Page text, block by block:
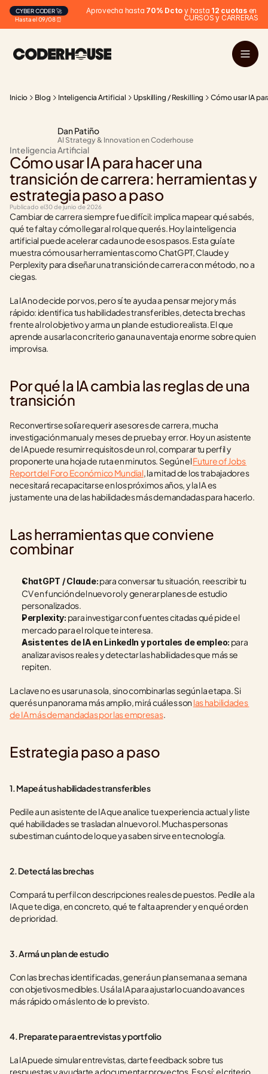
Hasta el 09/08 ⏰
CYBER CODER 🚀 Aprovecha hasta 70% Dcto y hasta 12 cuotas en
CURSOS y CARRERAS
Inicio Blog Inteligencia Artificial Upskilling / Reskilling Cómo usar IA
Dan Patiño
AI Strategy & Innovation en Coderhouse
Inteligencia Artificial
Cómo usar IA para hacer una
transición de carrera: herramientas y
estrategia paso a paso
Publicado el30 de junio de 2026
Cambiar de carrera siempre fue difícil: implica mapear qué sabés,
qué te falta y cómo llegar al rol que querés. Hoy la inteligencia
artificial puede acelerar cada uno de esos pasos. Esta guía te
muestra cómo usar herramientas como ChatGPT, Claude y
Perplexity para diseñar una transición de carrera con método, no a
ciegas.
La IA no decide por vos, pero sí te ayuda a pensar mejor y más
rápido: identifica tus habilidades transferibles, detecta brechas
frente al rol objetivo y arma un plan de estudio realista. El que
aprende a usarla con criterio gana una ventaja enorme sobre quien
improvisa.
Por qué la IA cambia las reglas de una
transición
Reconvertirse solía requerir asesores de carrera, mucha
investigación manual y meses de prueba y error. Hoy un asistente
de IA puede resumir requisitos de un rol, comparar tu perfil y
proponerte una hoja de ruta en minutos. Según el Future of Jobs
Report del Foro Económico Mundial, la mitad de los trabajadores
necesitará recapacitarse en los próximos años, y la IA es
justamente una de las habilidades más demandadas para hacerlo.
Las herramientas que conviene
combinar
ChatGPT / Claude: para conversar tu situación, reescribir tu
CV en función del nuevo rol y generar planes de estudio
personalizados.
Perplexity: para investigar con fuentes citadas qué pide el
mercado para el rol que te interesa.
Asistentes de IA en LinkedIn y portales de empleo: para
analizar avisos reales y detectar las habilidades que más se
repiten.
La clave no es usar una sola, sino combinarlas según la etapa. Si
querés un panorama más amplio, mirá cuáles son las habilidades
de IA más demandadas por las empresas.
Estrategia paso a paso
1. Mapeá tus habilidades transferibles
Pedile a un asistente de IA que analice tu experiencia actual y liste
qué habilidades se trasladan al nuevo rol. Muchas personas
subestiman cuánto de lo que ya saben sirve en tecnología.
2. Detectá las brechas
Compará tu perfil con descripciones reales de puestos. Pedile a la
IA que te diga, en concreto, qué te falta aprender y en qué orden
de prioridad.
3. Armá un plan de estudio
Con las brechas identificadas, generá un plan semana a semana
con objetivos medibles. Usá la IA para ajustarlo cuando avances
más rápido o más lento de lo previsto.
4. Preparate para entrevistas y portfolio
La IA puede simular entrevistas, darte feedback sobre tus
respuestas y ayudarte a documentar proyectos. Eso sí: el criterio